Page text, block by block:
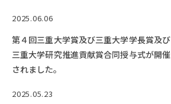
生物資源学研究科紀要
2025.06.06
第４回三重大学賞及び三重大学学長賞及び
三重大学研究推進貢献賞合同授与式が開催
されました。
2025.05.23